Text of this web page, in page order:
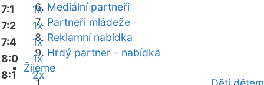
Mediální partneři
Partneři mládeže
Reklamní nabídka
Hrdý partner - nabídka
Žijeme
7:1
1x
7:2
1x
7:4
1x
8:0
1x
8:1
2x